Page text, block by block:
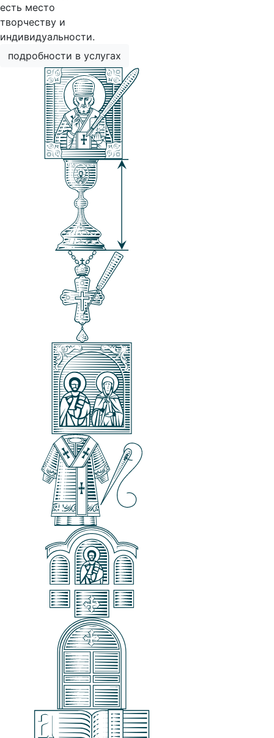
есть место
творчеству и
индивидуальности.
подробности в услугах